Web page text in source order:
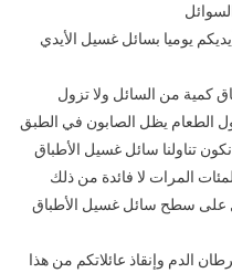
يوميا بسائل غسيل الأيدي
كمية من السائل ولا تزول
الطعام يظل الصابون في الطبق
تناولنا سائل غسيل الأطباق
المرات لا فائدة من ذلك
على سطح سائل غسيل الأطباق
الدم وإنقاذ عائلاتكم من هذا